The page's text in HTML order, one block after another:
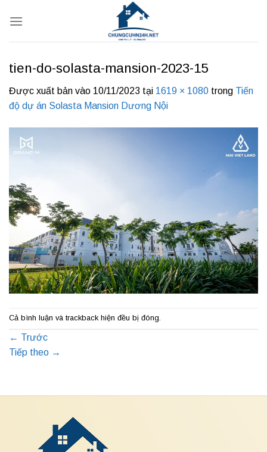
qua
tien-do-solasta-mansion-2023-15
Được xuất bản vào 10/11/2023 tại 1619 × 1080 trong Tiến
độ dự án Solasta Mansion Dương Nội
Cả bình luận và trackback hiện đều bị đóng.
← Trước
Tiếp theo →